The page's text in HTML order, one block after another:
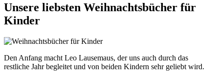
Unsere liebsten Weihnachtsbücher für
Kinder
Den Anfang macht Leo Lausemaus, der uns auch durch das
restliche Jahr begleitet und von beiden Kindern sehr geliebt wird.